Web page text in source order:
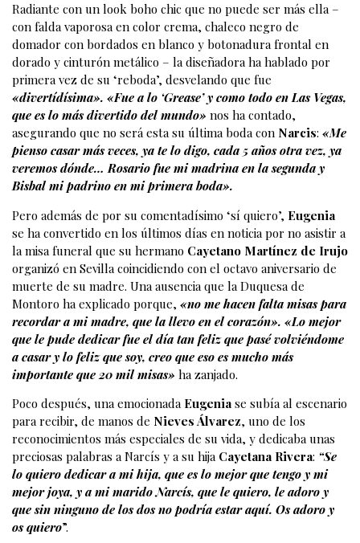
Radiante con un look boho chic que no puede ser más ella –
con falda vaporosa en color crema, chaleco negro de
domador con bordados en blanco y botonadura frontal en
dorado y cinturón metálico – la diseñadora ha hablado por
primera vez de su ‘reboda’, desvelando que fue
«divertídísima». «Fue a lo ‘Grease’ y como todo en Las Vegas,
que es lo más divertido del mundo» nos ha contado,
asegurando que no será esta su última boda con Narcis: «Me
pienso casar más veces, ya te lo digo, cada 5 años otra vez, ya
veremos dónde… Rosario fue mi madrina en la segunda y
Bisbal mi padrino en mi primera boda».
Pero además de por su comentadísimo ‘sí quiero’, Eugenia
se ha convertido en los últimos días en noticia por no asistir a
la misa funeral que su hermano Cayetano Martínez de Irujo
organizó en Sevilla coincidiendo con el octavo aniversario de
muerte de su madre. Una ausencia que la Duquesa de
Montoro ha explicado porque, «no me hacen falta misas para
recordar a mi madre, que la llevo en el corazón». «Lo mejor
que le pude dedicar fue el día tan feliz que pasé volviéndome
a casar y lo feliz que soy, creo que eso es mucho más
importante que 20 mil misas» ha zanjado.
Poco después, una emocionada Eugenia se subía al escenario
para recibir, de manos de Nieves Álvarez, uno de los
reconocimientos más especiales de su vida, y dedicaba unas
preciosas palabras a Narcís y a su hija Cayetana Rivera: “Se
lo quiero dedicar a mi hija, que es lo mejor que tengo y mi
mejor joya, y a mi marido Narcís, que le quiero, le adoro y
que sin ninguno de los dos no podría estar aquí. Os adoro y
os quiero”.